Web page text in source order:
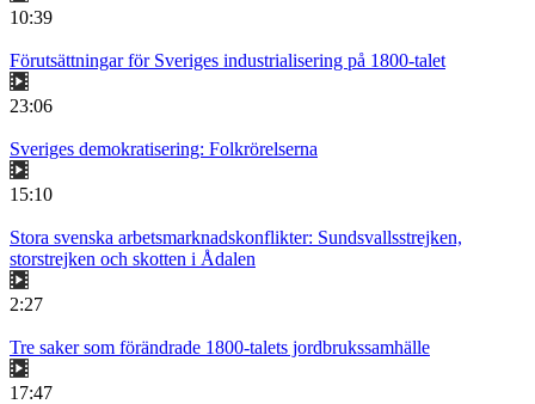
10:39
Förutsättningar för Sveriges industrialisering på 1800-talet
23:06
Sveriges demokratisering: Folkrörelserna
15:10
Stora svenska arbetsmarknadskonflikter: Sundsvallsstrejken,
storstrejken och skotten i Ådalen
2:27
Tre saker som förändrade 1800-talets jordbrukssamhälle
17:47